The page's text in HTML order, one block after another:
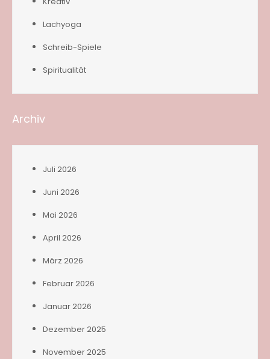
Lachyoga
Schreib-Spiele
Spiritualität
Archiv
Juli 2026
Juni 2026
Mai 2026
April 2026
März 2026
Februar 2026
Januar 2026
Dezember 2025
November 2025